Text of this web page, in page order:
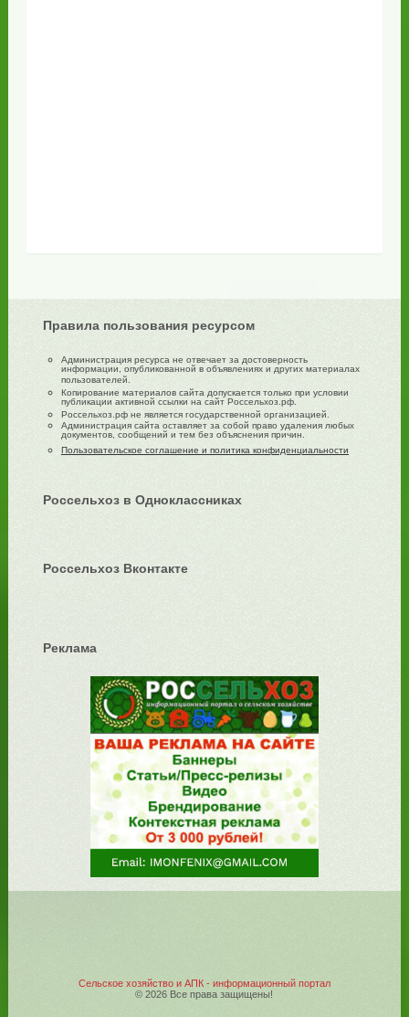
Правила пользования ресурсом
Администрация ресурса не отвечает за достоверность
информации, опубликованной в объявлениях и других материалах
пользователей.
Копирование материалов сайта допускается только при условии
публикации активной ссылки на сайт Россельхоз.рф.
Россельхоз.рф не является государственной организацией.
Администрация сайта оставляет за собой право удаления любых
документов, сообщений и тем без объяснения причин.
Пользовательское соглашение и политика конфиденциальности
Россельхоз в Одноклассниках
Россельхоз Вконтакте
Реклама
Сельское хозяйство и АПК - информационный портал
© 2026 Все права защищены!